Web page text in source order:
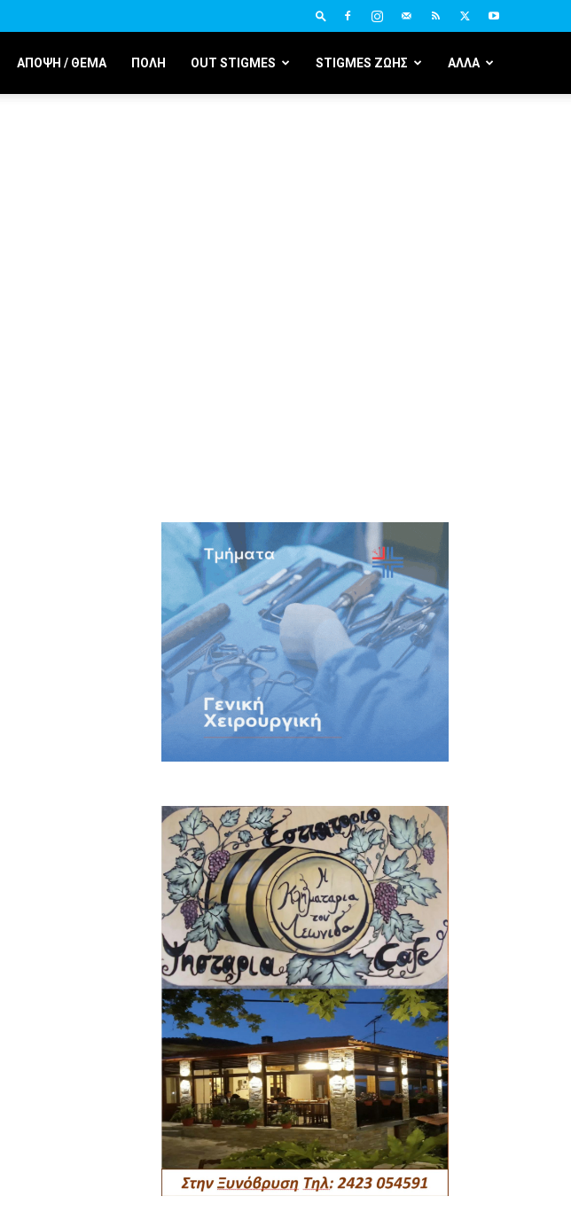
ΑΠΟΨΗ / ΘΕΜΑ ΠΟΛΗ OUT STIGMES STIGMES ΖΩΗΣ ΑΛΛΑ